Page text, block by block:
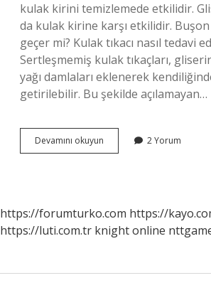
kulak kirini temizlemede etkilidir.
da kulak kirine karşı etkilidir.
geçer mi? Kulak tıkacı nasıl tedavi
Sertleşmemiş kulak tıkaçları,
yağı damlaları eklenerek
getirilebilir. Bu şekilde açılamayan…
Devamını okuyun
Nasıl
2 Yorum
https://forumturko.com https://
https://luti.com.tr knight online